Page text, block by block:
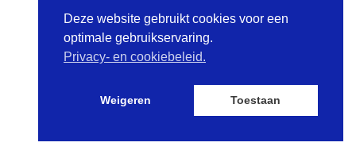
Deze website gebruikt cookies voor een
optimale gebruikservaring.
Privacy- en cookiebeleid.
Weigeren Toestaan